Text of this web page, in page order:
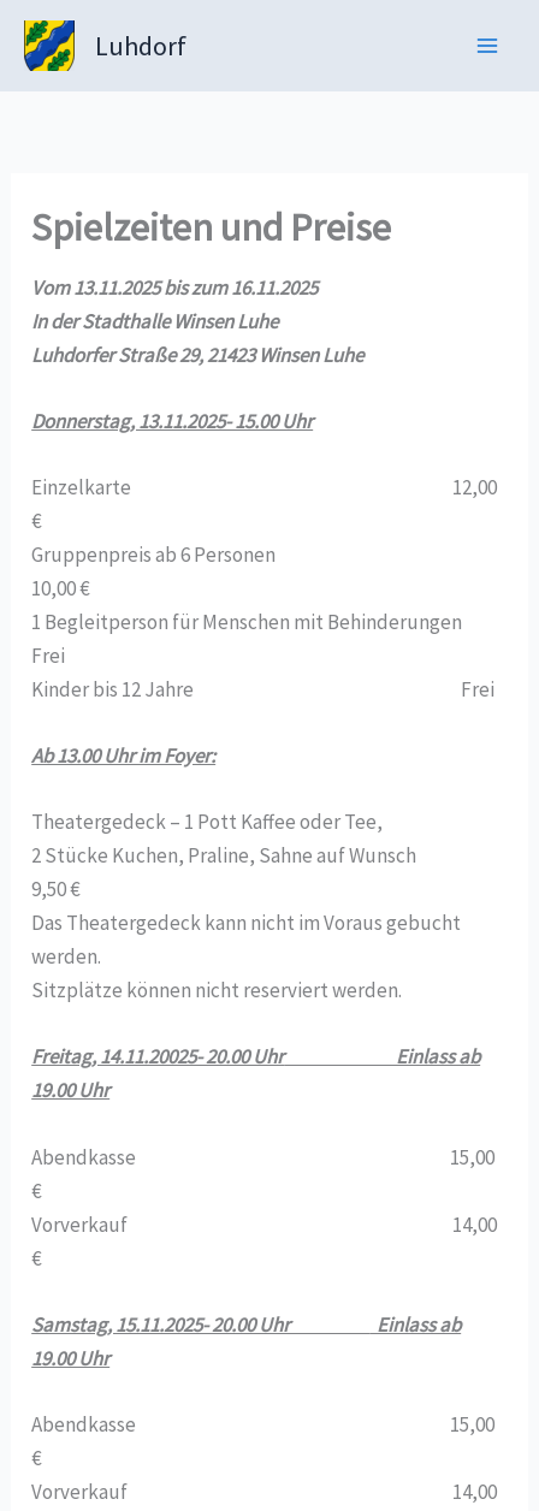
Zum
Inhalt
Luhdorf
Spielzeiten und Preise
Vom 13.11.2025 bis zum 16.11.2025
In der Stadthalle Winsen Luhe
Luhdorfer Straße 29, 21423 Winsen Luhe
Donnerstag, 13.11.2025- 15.00 Uhr
Einzelkarte 12,00
€
Gruppenpreis ab 6 Personen
10,00 €
1 Begleitperson für Menschen mit Behinderungen
Frei
Kinder bis 12 Jahre Frei
Ab 13.00 Uhr im Foyer:
Theatergedeck – 1 Pott Kaffee oder Tee,
2 Stücke Kuchen, Praline, Sahne auf Wunsch
9,50 €
Das Theatergedeck kann nicht im Voraus gebucht
werden.
Sitzplätze können nicht reserviert werden.
Freitag, 14.11.20025- 20.00 UhrEinlass ab
19.00 Uhr
Abendkasse 15,00
€
Vorverkauf 14,00
€
Samstag, 15.11.2025- 20.00 Uhr
Einlass ab
19.00 Uhr
Abendkasse 15,00
€
Vorverkauf 14,00